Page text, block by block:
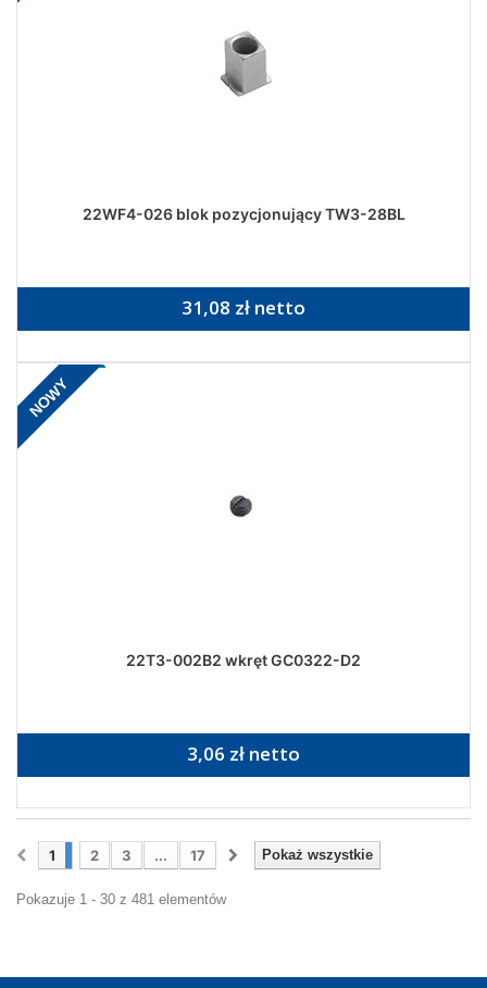
22WF4-026 blok pozycjonujący TW3-28BL
31,08 zł netto
NOWY
22T3-002B2 wkręt GC0322-D2
3,06 zł netto
Pokaż wszystkie
1 2 3 ... 17
Pokazuje 1 - 30 z 481 elementów